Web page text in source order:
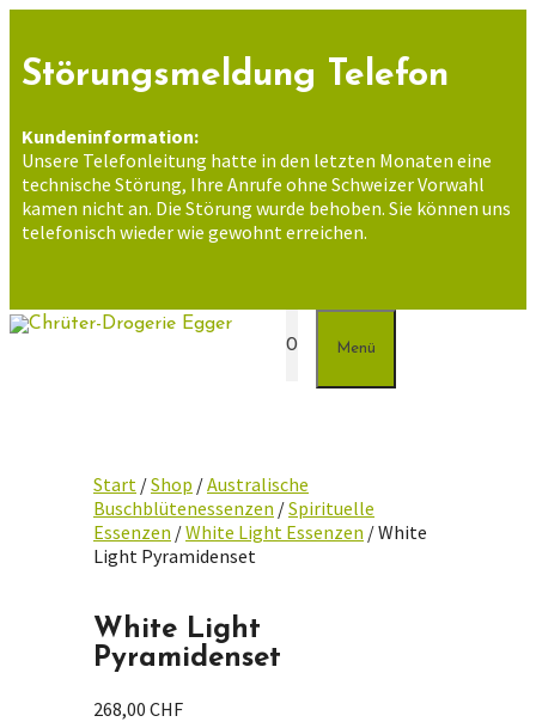
springen
Störungsmeldung Telefon
Kundeninformation:
Unsere Telefonleitung hatte in den letzten Monaten eine
technische Störung, Ihre Anrufe ohne Schweizer Vorwahl
kamen nicht an. Die Störung wurde behoben. Sie können uns
telefonisch wieder wie gewohnt erreichen.
0 Menü
Start /Shop /Australische
Buschblütenessenzen /Spirituelle
Essenzen /White Light Essenzen / White
Light Pyramidenset
White Light
Pyramidenset
268,00 CHF